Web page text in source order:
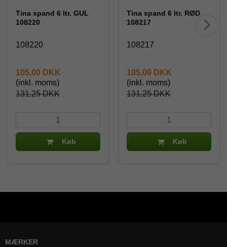
Tina spand 6 ltr. GUL
108220
108220
131,25 DKK
105,00 DKK
(inkl. moms)
Køb
Tina spand 6 ltr. RØD
108217
108217
131,25 DKK
105,00 DKK
(inkl. moms)
Køb
MÆRKER